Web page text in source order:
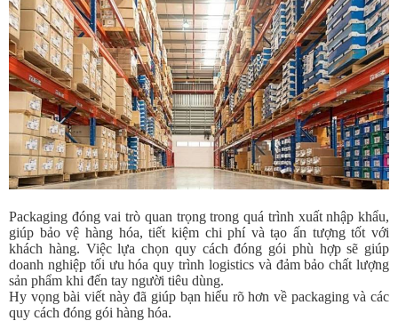
Packaging đóng vai trò quan trọng trong quá trình xuất nhập khẩu,
giúp bảo vệ hàng hóa, tiết kiệm chi phí và tạo ấn tượng tốt với
khách hàng. Việc lựa chọn quy cách đóng gói phù hợp sẽ giúp
doanh nghiệp tối ưu hóa quy trình logistics và đảm bảo chất lượng
sản phẩm khi đến tay người tiêu dùng.
Hy vọng bài viết này đã giúp bạn hiểu rõ hơn về packaging và các
quy cách đóng gói hàng hóa.